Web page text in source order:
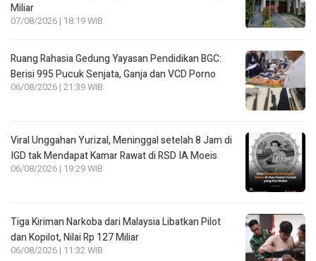
Miliar
07/08/2026 | 18:19 WIB
Ruang Rahasia Gedung Yayasan Pendidikan BGC:
Berisi 995 Pucuk Senjata, Ganja dan VCD Porno
06/08/2026 | 21:39 WIB
Viral Unggahan Yurizal, Meninggal setelah 8 Jam di
IGD tak Mendapat Kamar Rawat di RSD IA Moeis
06/08/2026 | 19:29 WIB
Tiga Kiriman Narkoba dari Malaysia Libatkan Pilot
dan Kopilot, Nilai Rp 127 Miliar
06/08/2026 | 11:32 WIB